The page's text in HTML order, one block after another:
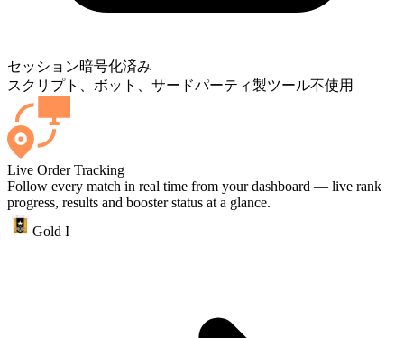
セッション暗号化済み
スクリプト、ボット、サードパーティ製ツール不使用
Live Order Tracking
Follow every match in real time from your dashboard — live rank
progress, results and booster status at a glance.
Gold I